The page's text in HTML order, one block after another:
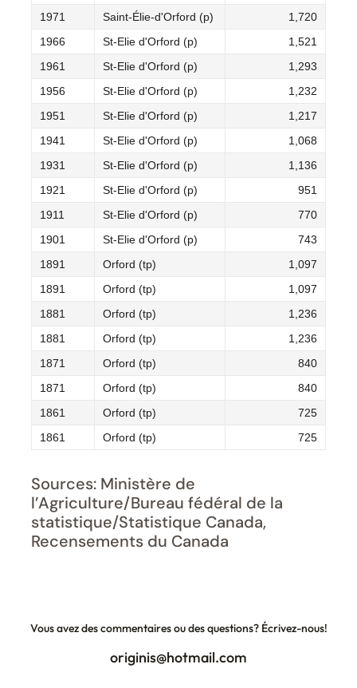
1971
Saint-Élie-d'Orford (p)
1,720
1966
St-Elie d'Orford (p)
1,521
1961
St-Elie d'Orford (p)
1,293
1956
St-Elie d'Orford (p)
1,232
1951
St-Elie d'Orford (p)
1,217
1941
St-Elie d'Orford (p)
1,068
1931
St-Elie d'Orford (p)
1,136
1921
St-Elie d'Orford (p)
951
1911
St-Elie d'Orford (p)
770
1901
St-Elie d'Orford (p)
743
1891
Orford (tp)
1,097
1891
Orford (tp)
1,097
1881
Orford (tp)
1,236
1881
Orford (tp)
1,236
1871
Orford (tp)
840
1871
Orford (tp)
840
1861
Orford (tp)
725
1861
Orford (tp) 725
Sources: Ministère de
l’Agriculture/Bureau fédéral de la
statistique/Statistique Canada,
Recensements du Canada
Vous avez des commentaires ou des questions? Écrivez-nous!
originis@hotmail.com